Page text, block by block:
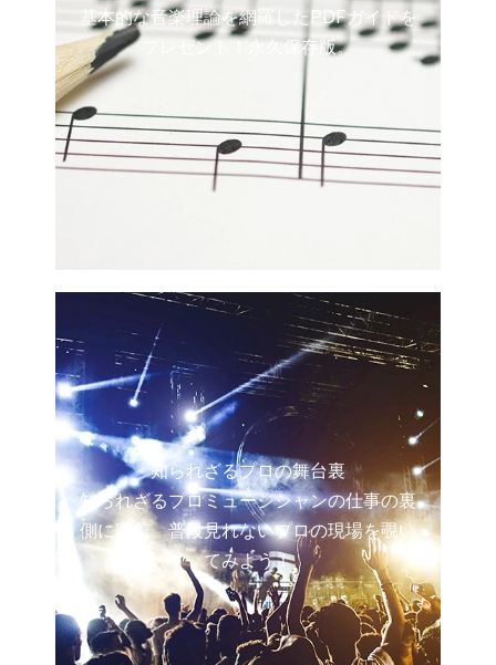
基本的な音楽理論を網羅したPDFガイドを
プレゼント！永久保存版。
知られざるプロの舞台裏
知られざるプロミュージシャンの仕事の裏
側に密着。普段見れないプロの現場を覗い
てみよう！